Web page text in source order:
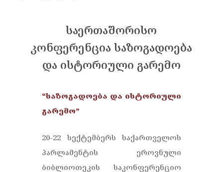
საერთაშორისო
კონფერენცია საზოგადოება
და ისტორიული გარემო
“საზოგადოება და ისტორიული
გარემო”
20-22 სექტემბერს საქართველოს
პარლამენტის ეროვნული
ბიბლიოთეკის საკონფერენციო